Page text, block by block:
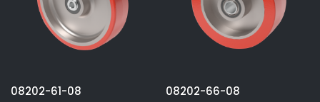
08202-61-08
08202-66-08